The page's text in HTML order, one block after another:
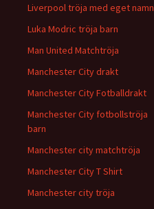
Liverpool tröja med eget namn
Luka Modric tröja barn
Man United Matchtröja
Manchester City drakt
Manchester City Fotballdrakt
Manchester City fotbollströja
barn
Manchester city matchtröja
Manchester City T Shirt
Manchester city tröja